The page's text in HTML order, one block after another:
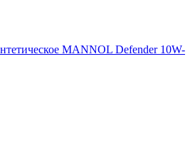
MANNOL Defender 10W-